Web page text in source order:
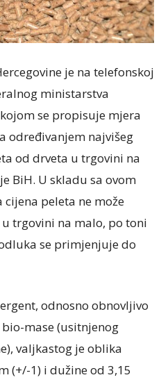
je na telefonskoj
ministarstva
se propisuje mjera
određivanjem najvišeg
od drveta u trgovini na
BiH. U skladu sa ovom
peleta ne može
trgovini na malo, po toni
se primjenjuje do
odnosno obnovljivo
mase (usitnjenog
valjkastog je oblika
(+/-1) i dužine od 3,15